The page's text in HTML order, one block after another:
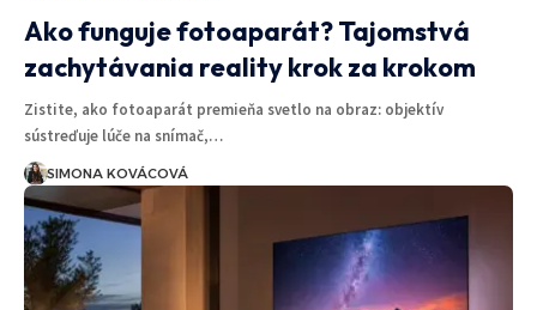
Ako funguje fotoaparát? Tajomstvá
zachytávania reality krok za krokom
Zistite, ako fotoaparát premieňa svetlo na obraz: objektív
sústreďuje lúče na snímač,…
SIMONA KOVÁCOVÁ